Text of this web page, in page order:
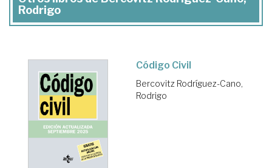
Rodrigo
Código Civil
Bercovitz Rodríguez-Cano,
Rodrigo